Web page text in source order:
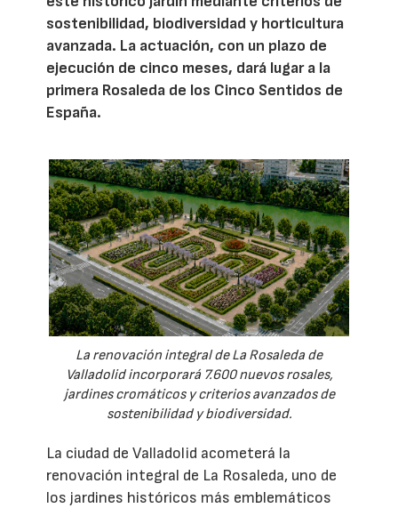
sostenibilidad, biodiversidad y horticultura
avanzada. La actuación, con un plazo de
ejecución de cinco meses, dará lugar a la
primera Rosaleda de los Cinco Sentidos de
España.
La renovación integral de La Rosaleda de
Valladolid incorporará 7.600 nuevos rosales,
jardines cromáticos y criterios avanzados de
sostenibilidad y biodiversidad.
La ciudad de Valladolid acometerá la
renovación integral de La Rosaleda, uno de
los jardines históricos más emblemáticos